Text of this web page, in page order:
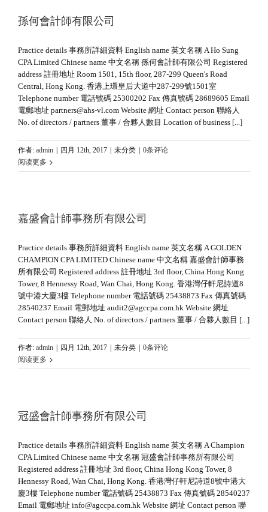
孫何會計師有限公司
Practice details 事務所詳細資料 English name 英文名稱 A Ho Sung
CPA Limited Chinese name 中文名稱 孫何會計師有限公司 Registered
address 註冊地址 Room 1501, 15th floor, 287-299 Queen's Road
Central, Hong Kong. 香港上環皇后大道中287-299號1501室
Telephone number 電話號碼 25300202 Fax 傳真號碼 28689605 Email
電郵地址 partners@ahs-vl.com Website 網址 Contact person 聯絡人
No. of directors / partners 董事 / 合夥人數目 Location of business [...]
作者: admin 四月 12th, 2017 未分类
0条评论
阅读更多
嘉盛會計師事務所有限公司
Practice details 事務所詳細資料 English name 英文名稱 A GOLDEN
CHAMPION CPA LIMITED Chinese name 中文名稱 嘉盛會計師事務
所有限公司 Registered address 註冊地址 3rd floor, China Hong Kong
Tower, 8 Hennessy Road, Wan Chai, Hong Kong. 香港灣仔軒尼詩道8
號中港大廈3樓 Telephone number 電話號碼 25438873 Fax 傳真號碼
28540237 Email 電郵地址 audit2@agccpa.com.hk Website 網址
Contact person 聯絡人 No. of directors / partners 董事 / 合夥人數目 [...]
作者: admin 四月 12th, 2017 未分类
0条评论
阅读更多
冠盛會計師事務所有限公司
Practice details 事務所詳細資料 English name 英文名稱 A Champion
CPA Limited Chinese name 中文名稱 冠盛會計師事務所有限公司
Registered address 註冊地址 3rd floor, China Hong Kong Tower, 8
Hennessy Road, Wan Chai, Hong Kong. 香港灣仔軒尼詩道8號中港大
廈3樓 Telephone number 電話號碼 25438873 Fax 傳真號碼 28540237
Email 電郵地址 info@agccpa.com.hk Website 網址 Contact person 聯